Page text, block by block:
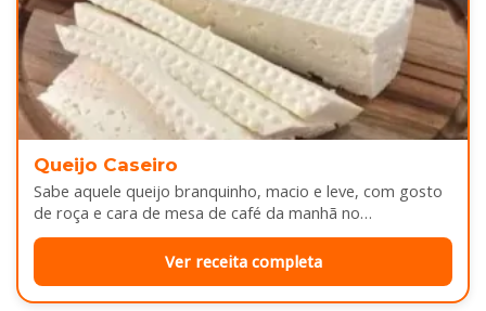
Queijo Caseiro
Sabe aquele queijo branquinho, macio e leve, com gosto
de roça e cara de mesa de café da manhã no…
Ver receita completa